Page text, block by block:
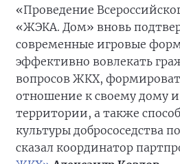
«Проведение
«ЖЭКА. Дом» вновь
современные игровые
эффективно вовлекать
вопросов ЖКХ,
отношение к своему дому
территории, а также
культуры добрососедства
сказал координатор